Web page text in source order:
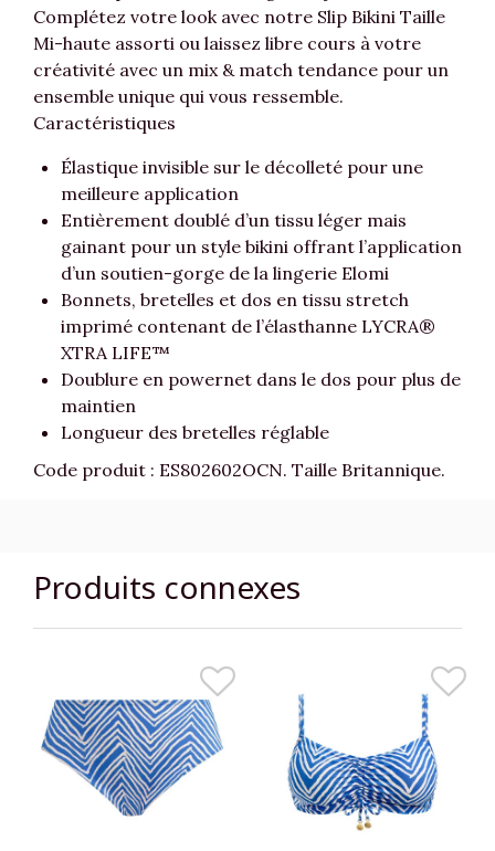
Complétez votre look avec notre Slip Bikini Taille
Mi-haute assorti ou laissez libre cours à votre
créativité avec un mix & match tendance pour un
ensemble unique qui vous ressemble.
Caractéristiques
Élastique invisible sur le décolleté pour une
meilleure application
Entièrement doublé d’un tissu léger mais
gainant pour un style bikini offrant l’application
d’un soutien-gorge de la lingerie Elomi
Bonnets, bretelles et dos en tissu stretch
imprimé contenant de l’élasthanne LYCRA®
XTRA LIFE™
Doublure en powernet dans le dos pour plus de
maintien
Longueur des bretelles réglable
Code produit : ES802602OCN. Taille Britannique.
Produits connexes